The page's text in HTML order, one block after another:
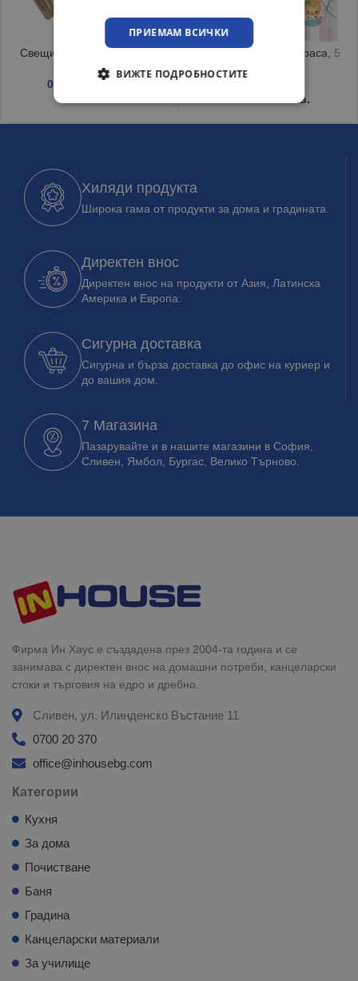
Свещичка за торта 4 Neon
0.18 / 0.35 лв.
Парти спирали за украса, 5
/ 1.80 лв.
Хиляди продукта
Широка гама от продукти за дома и градината.
Директен внос
Директен внос на продукти от Азия, Латинска
Америка и Европа.
Сигурна доставка
Сигурна и бърза доставка до офис на куриер и
до вашия дом.
7 Магазина
Пазарувайте и в нашите магазини в София,
Сливен, Ямбол, Бургас, Велико Търново.
Фирма Ин Хаус е създадена през 2004-та година и се
занимава с директен внос на домашни потреби, канцеларски
стоки и търговия на едро и дребно.
Сливен, ул. Илинденско Въстание 11
0700 20 370
office@inhousebg.com
Категории
Кухня
За дома
Почистване
Баня
Градина
Канцеларски материали
За училище
ПРИЕМАМ ВСИЧКИ
ВИЖТЕ ПОДРОБНОСТИТЕ